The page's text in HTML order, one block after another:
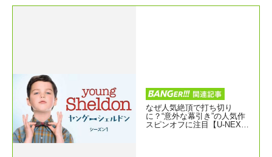
なぜ人気絶頂で打ち切り
に？“意外な幕引き”の人気作
スピンオフに注目【U-NEXT